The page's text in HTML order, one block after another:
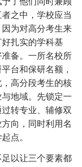
之中，学校应当
为对高分考生来
扎实的学科基
备。一所名校所
台和保研名额，
高分段考生的核
地域。先锁定一
转专业、辅修双
向，同时利用名
点。
以让三个要素都